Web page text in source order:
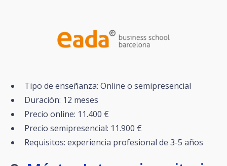
Tipo de enseñanza: Online o semipresencial
Duración: 12 meses
Precio online: 11.400 €
Precio semipresencial: 11.900 €
Requisitos: experiencia profesional de 3-5 años